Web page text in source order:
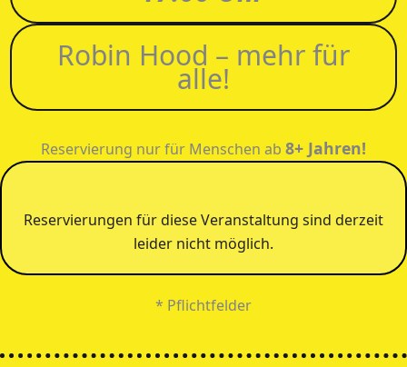
Robin Hood – mehr für
alle!
Reservierung nur für Menschen ab 8+ Jahren!
Reservierungen für diese Veranstaltung sind derzeit
leider nicht möglich.
* Pflichtfelder